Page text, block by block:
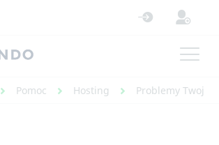
Pomoc Hosting Problemy Twojej